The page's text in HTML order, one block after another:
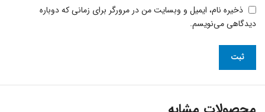
ذخیره نام، ایمیل و وبسایت من در مرورگر برای زمانی که دوباره
دیدگاهی می‌نویسم.